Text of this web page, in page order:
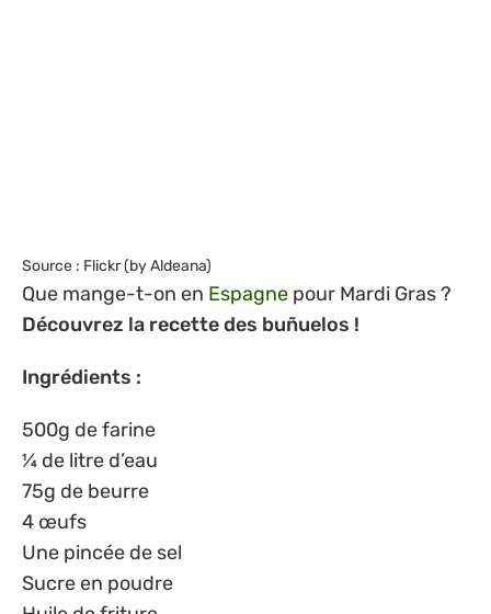
Source : Flickr (by Aldeana)
Que mange-t-on en Espagne pour Mardi Gras ?
Découvrez la recette des buñuelos !
Ingrédients :
500g de farine
¼ de litre d’eau
75g de beurre
4 œufs
Une pincée de sel
Sucre en poudre